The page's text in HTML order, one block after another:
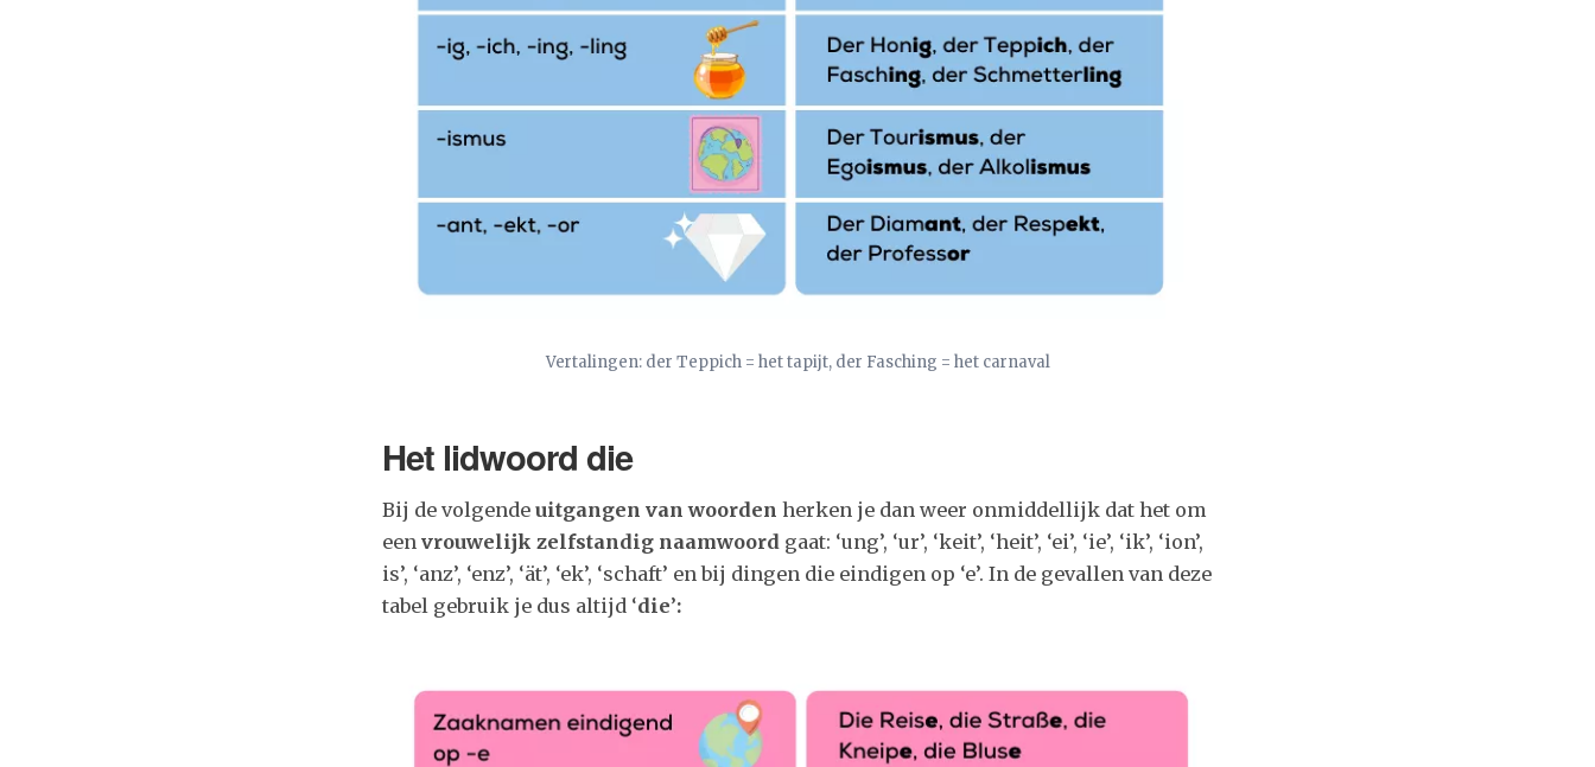
Vertalingen: der Teppich = het tapijt, der Fasching = het carnaval
Het lidwoord die
Bij de volgende uitgangen van woorden herken je dan weer onmiddellijk dat het om
een vrouwelijk zelfstandig naamwoord gaat: ‘ung’, ‘ur’, ‘keit’, ‘heit’, ‘ei’, ‘ie’, ‘ik’, ‘ion’,
is’, ‘anz’, ‘enz’, ‘ät’, ‘ek’, ‘schaft’ en bij dingen die eindigen op ‘e’. In de gevallen van deze
tabel gebruik je dus altijd ‘die’: